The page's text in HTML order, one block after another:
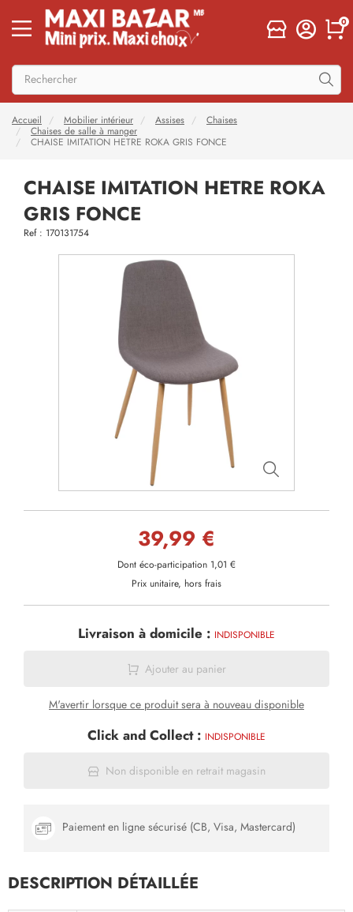
0
Accueil Mobilier intérieur Assises
Chaises
Chaises de salle à manger
CHAISE IMITATION HETRE ROKA GRIS FONCE
CHAISE IMITATION HETRE ROKA
GRIS FONCE
Ref : 170131754
39,99 €
Dont éco-participation 1,01 €
Prix unitaire, hors frais
Livraison à domicile : INDISPONIBLE
Ajouter au panier
M'avertir lorsque ce produit sera à nouveau disponible
Click and Collect : INDISPONIBLE
Non disponible en retrait magasin
Paiement en ligne sécurisé (CB, Visa, Mastercard)
DESCRIPTION DÉTAILLÉE